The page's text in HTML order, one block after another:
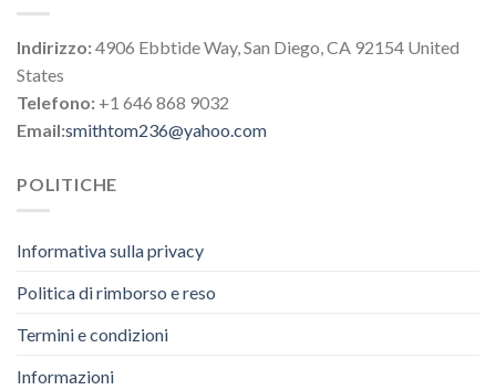
Indirizzo:4906 Ebbtide Way, San Diego, CA 92154 United
States
Telefono: +1 646 868 9032
Email:smithtom236@yahoo.com
POLITICHE
Informativa sulla privacy
Politica di rimborso e reso
Termini e condizioni
Informazioni